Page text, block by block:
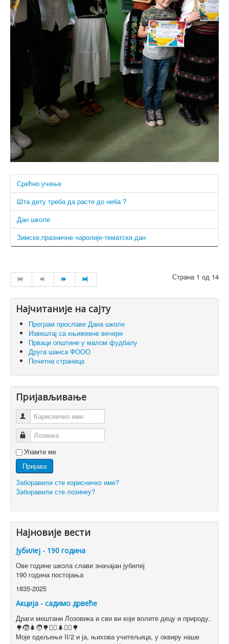
Срећно учење
Шта дету треба да расте до неба ?
Дан школе
Зимске,празничне чаролије-тематски дан
Страна 1 од 14
Најчитаније на сајту
Програм прославе Дана школе
Извештај са књижевне вечери
Прваци општине у малом фудбалу
Друга шанса ФООО
Почетна страница
Пријављивање
Корисничко име
Лозинка
Упамти ме
Пријава
Заборавили сте корисничко име?
Заборавили сте лозинку?
Најновије вести
Јубилеј - 190 година
Ове године школа слави значајан јубилеј
190 година постојања
1835-2025
Акција - садимо дрвеће
Драги мештани Лозовика и сви ви који волите децу и природу,
🌳🧒🌲🧑🌳👱‍♀️🌲👱‍♂️🌳
Моје одељење II/2 и ја, њихова учитељица, у оквиру наше